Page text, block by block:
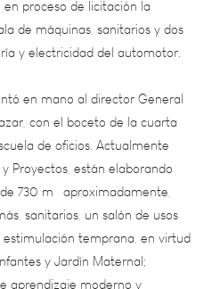
y electricidad del automotor.
en mano al director General
con el boceto de la cuarta
de oficios. Actualmente
están elaborando
730 m² aproximadamente,
sanitarios, un salón de usos
temprana, en virtud
y Jardín Maternal;
moderno y